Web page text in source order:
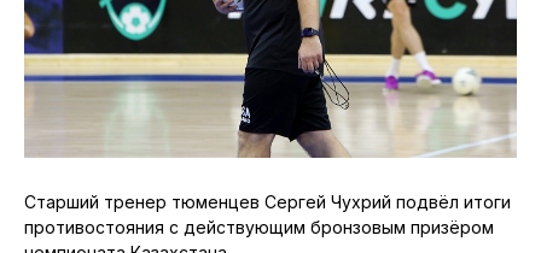
Старший тренер тюменцев Сергей Чухрий подвёл итоги
противостояния с действующим бронзовым призёром